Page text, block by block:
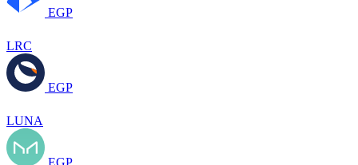
EGP
LRC
EGP
LUNA
EGP